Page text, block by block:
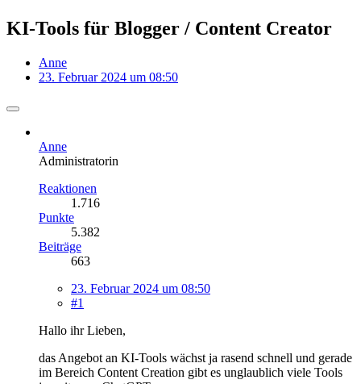
KI-Tools für Blogger / Content Creator
Anne
23. Februar 2024 um 08:50
Anne
Administratorin
Reaktionen
1.716
Punkte
5.382
Beiträge
663
23. Februar 2024 um 08:50
#1
Hallo ihr Lieben,
das Angebot an KI-Tools wächst ja rasend schnell und gerade
im Bereich Content Creation gibt es unglaublich viele Tools